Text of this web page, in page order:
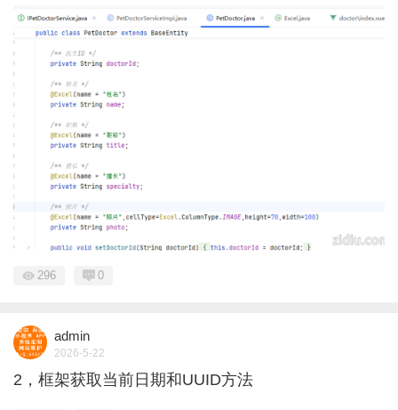
296 0
admin
2026-5-22
2，框架获取当前日期和UUID方法